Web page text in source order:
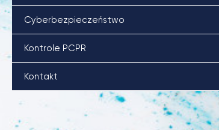
Cyberbezpieczeństwo
Kontrole PCPR
Kontakt